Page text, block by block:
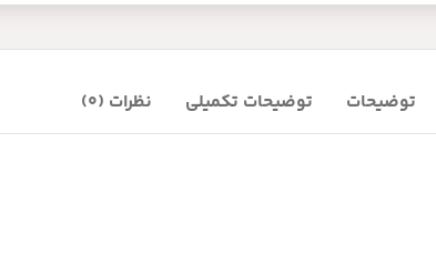
توضیحات توضیحات تکمیلی نظرات (0)